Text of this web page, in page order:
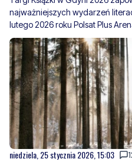
ważne, wstęp na targi będzie
co czyni wydarzenie jeszcze
grona odbiorców.
niedziela, 25 stycznia 2026, 15:03
Czym palić zimą?
wygrywa
Drewno okazuje się jednym z